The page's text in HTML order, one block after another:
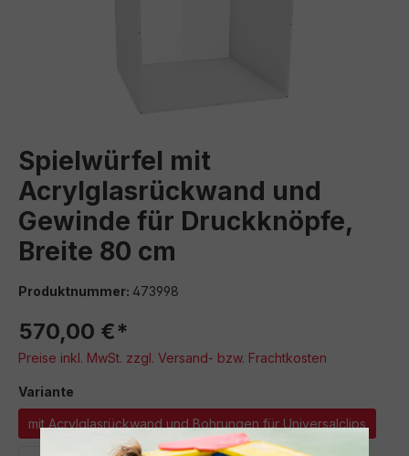
Spielwürfel mit
Acrylglasrückwand und
Gewinde für Druckknöpfe,
Breite 80 cm
Produktnummer: 473998
570,00 €*
Preise inkl. MwSt. zzgl. Versand- bzw. Frachtkosten
Variante
mit Acrylglasrückwand und Bohrungen für Universalclips